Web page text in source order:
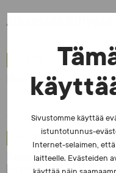
Sivustomme käyttää
istuntotunnus-
Internet-selaimen,
laitteelle. Evästeiden
Aiheeseen liittyvää:
UUTISET - 5.8.2026
Iljukov SUEKin
kysymyksiä ja